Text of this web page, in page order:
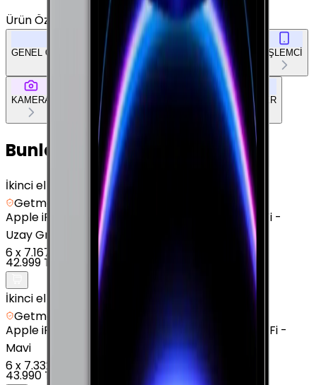
Ürün Özellikleri Tümünü Gör
GENEL ÖZELLİKLER EKRAN BELLEK & DEPOLAMA İŞLEMCİ
KAMERA BAĞLANTILAR DOKÜMAN & DİĞER
Bunları da Beğenebilirsin
İkinci el
Getmobil Güvencesi
AppleiPad Air 11" (7. Nesil) - 128 GB - 11 inç - Wi-Fi -
Uzay Grisi
6x 7.167 TL
42.999 TL
İkinci el
Getmobil Güvencesi
AppleiPad Air 13" (7. Nesil) - 128 GB - 13 inç - Wi-Fi -
Mavi
6x 7.332 TL
43.990 TL